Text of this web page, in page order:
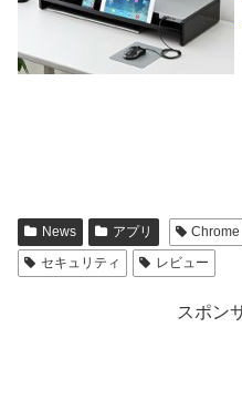
News アプリ Chrome
セキュリティ
レビュー
スポン